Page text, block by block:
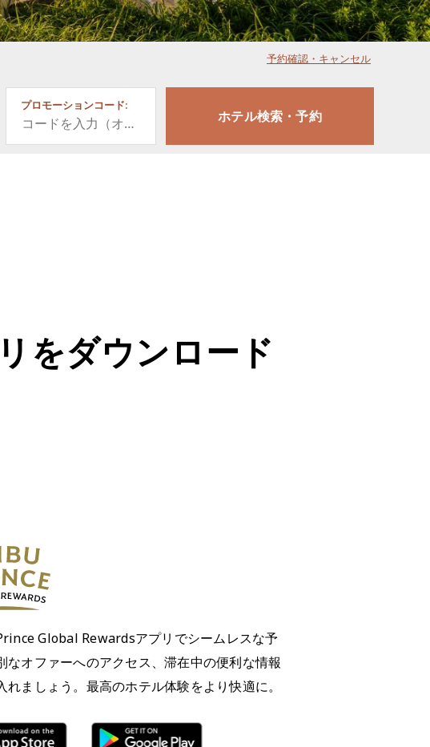
予約確認・キャンセル
プロモーションコード:
をダウンロード
Global Rewardsアプリでシームレスな予
なオファーへのアクセス、滞在中の便利な情報
れましょう。最高のホテル体験をより快適に。